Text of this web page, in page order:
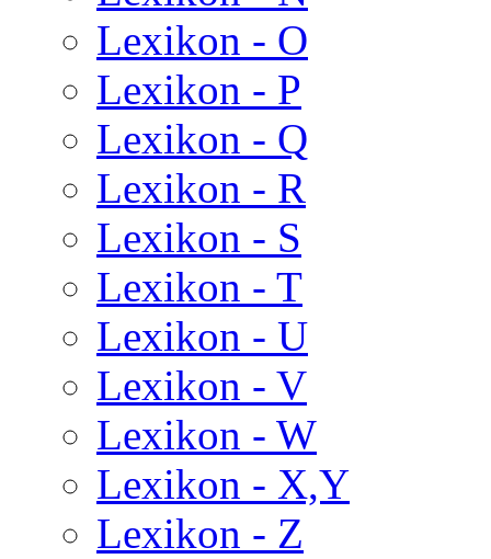
Lexikon - O
Lexikon - P
Lexikon - Q
Lexikon - R
Lexikon - S
Lexikon - T
Lexikon - U
Lexikon - V
Lexikon - W
Lexikon - X,Y
Lexikon - Z